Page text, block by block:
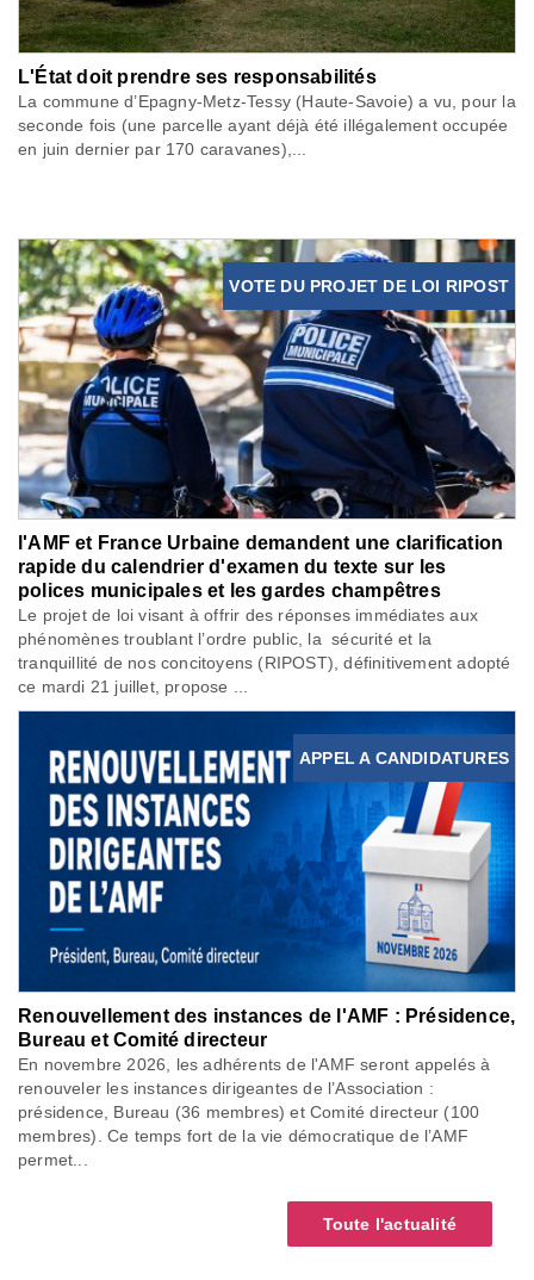
L'État doit prendre ses responsabilités
La commune d’Epagny-Metz-Tessy (Haute-Savoie) a vu, pour la
seconde fois (une parcelle ayant déjà été illégalement occupée
en juin dernier par 170 caravanes),...
VOTE DU PROJET DE LOI RIPOST
l'AMF et France Urbaine demandent une clarification
rapide du calendrier d'examen du texte sur les
polices municipales et les gardes champêtres
Le projet de loi visant à offrir des réponses immédiates aux
phénomènes troublant l’ordre public, la sécurité et la
tranquillité de nos concitoyens (RIPOST), définitivement adopté
ce mardi 21 juillet, propose ...
APPEL A CANDIDATURES
Renouvellement des instances de l'AMF : Présidence,
Bureau et Comité directeur
En novembre 2026, les adhérents de l'AMF seront appelés à
renouveler les instances dirigeantes de l’Association :
présidence, Bureau (36 membres) et Comité directeur (100
membres). Ce temps fort de la vie démocratique de l’AMF
permet...
Toute l'actualité